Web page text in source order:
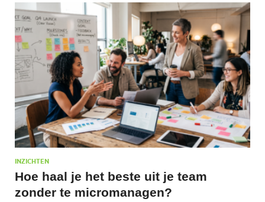
INZICHTEN
Hoe haal je het beste uit je team
zonder te micromanagen?